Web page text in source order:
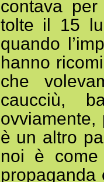
contava
tolte il 15
quando
hanno
che
caucciù,
è un altro
noi è